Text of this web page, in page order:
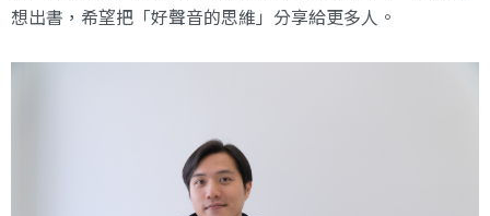
想出書，希望把「好聲音的思維」分享給更多人。